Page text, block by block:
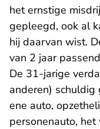
het ernstige
gepleegd, ook al
hij daarvan wist.
van 2 jaar
De 31-jarige
anderen)
ene auto,
personenauto,